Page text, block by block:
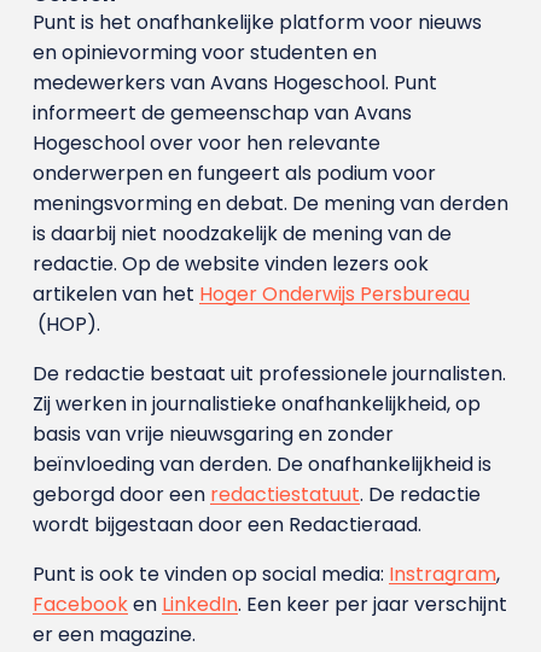
Punt is het onafhankelijke platform voor nieuws
en opinievorming voor studenten en
medewerkers van Avans Hoge­school. Punt
informeert de gemeenschap van Avans
Hogeschool over voor hen relevante
onderwerpen en fungeert als podium voor
meningsvorming en debat. De mening van derden
is daarbij niet noodzakelijk de mening van de
redactie. Op de website vinden lezers ook
artikelen van het Hoger Onderwijs Persbureau
(HOP).
De redactie bestaat uit professionele journalisten.
Zij werken in journalistieke onafhankelijkheid, op
basis van vrije nieuwsgaring en zonder
beïnvloeding van derden. De onafhankelijkheid is
geborgd door een redactiestatuut. De redactie
wordt bijgestaan door een Redactieraad.
Punt is ook te vinden op social media: Instragram,
Facebooken LinkedIn. Een keer per jaar verschijnt
er een magazine.